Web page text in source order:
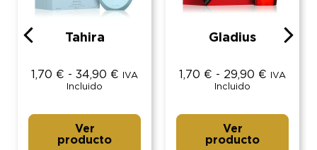
Tahira
1,70 € - 34,90 €
IVA
Incluido
Ver
producto
Gladius
1,70 € - 29,90 €
IVA
Incluido
Ver
producto